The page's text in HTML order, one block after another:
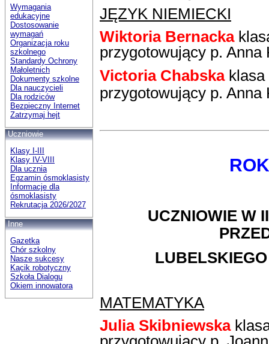
Wymagania
edukacyjne
Dostosowanie
wymagań
Organizacja roku
szkolnego
Standardy Ochrony
Małoletnich
Dokumenty szkolne
Dla nauczycieli
Dla rodziców
Bezpieczny Internet
Zatrzymaj hejt
Uczniowie
Klasy I-III
Klasy IV-VIII
Dla ucznia
Egzamin ósmoklasisty
Informacje dla
ósmoklasisty
Rekrutacja 2026/2027
Inne
Gazetka
Chór szkolny
Nasze sukcesy
Kącik robotyczny
Szkoła Dialogu
Okiem innowatora
JĘZYK NIEMIECKI
Wiktoria Bernacka
przygotowujący p. Anna
Victoria Chabskaklasa
przygotowujący p. Anna
UCZNIOWIE W
MATEMATYKA
Julia Skibniewska